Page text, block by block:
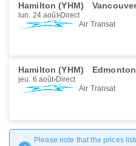
Hamilton (YHM)
lun. 24 août Direct
Air Transat
Hamilton (YHM)
jeu. 6 août Direct
Air Transat
Please note that the prices